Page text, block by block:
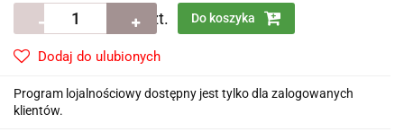
szt. Do koszyka
Dodaj do ulubionych
Program lojalnościowy dostępny jest tylko dla zalogowanych
klientów.